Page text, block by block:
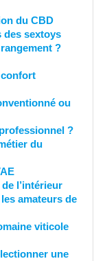
du CBD
des sextoys
?
confort
ou
?
du
l’intérieur
amateurs de
viticole
une